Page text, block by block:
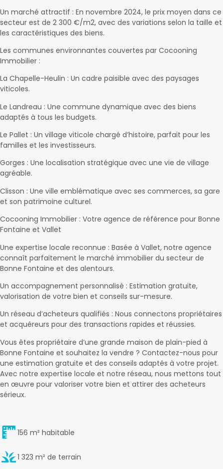
Un marché attractif : En novembre 2024, le prix moyen dans ce
secteur est de 2 300 €/m2, avec des variations selon la taille et
les caractéristiques des biens.
Les communes environnantes couvertes par Cocooning
Immobilier :
La Chapelle-Heulin : Un cadre paisible avec des paysages
viticoles.
Le Landreau : Une commune dynamique avec des biens
adaptés à tous les budgets.
Le Pallet : Un village viticole chargé d’histoire, parfait pour les
familles et les investisseurs.
Gorges : Une localisation stratégique avec une vie de village
agréable.
Clisson : Une ville emblématique avec ses commerces, sa gare
et son patrimoine culturel.
Cocooning Immobilier : Votre agence de référence pour Bonne
Fontaine et Vallet
Une expertise locale reconnue : Basée à Vallet, notre agence
connaît parfaitement le marché immobilier du secteur de
Bonne Fontaine et des alentours.
Un accompagnement personnalisé : Estimation gratuite,
valorisation de votre bien et conseils sur-mesure.
Un réseau d’acheteurs qualifiés : Nous connectons propriétaires
et acquéreurs pour des transactions rapides et réussies.
Vous êtes propriétaire d’une grande maison de plain-pied à
Bonne Fontaine et souhaitez la vendre ? Contactez-nous pour
une estimation gratuite et des conseils adaptés à votre projet.
Avec notre expertise locale et notre réseau, nous mettons tout
en œuvre pour valoriser votre bien et attirer des acheteurs
sérieux.
156 m² habitable
1 323 m² de terrain